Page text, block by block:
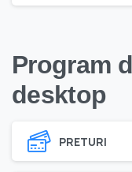
Program
desktop
PRETURI